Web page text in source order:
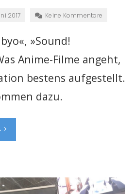
2017 Keine Kommentare
»Sound!
Anime-Filme angeht,
bestens aufgestellt.
dazu.